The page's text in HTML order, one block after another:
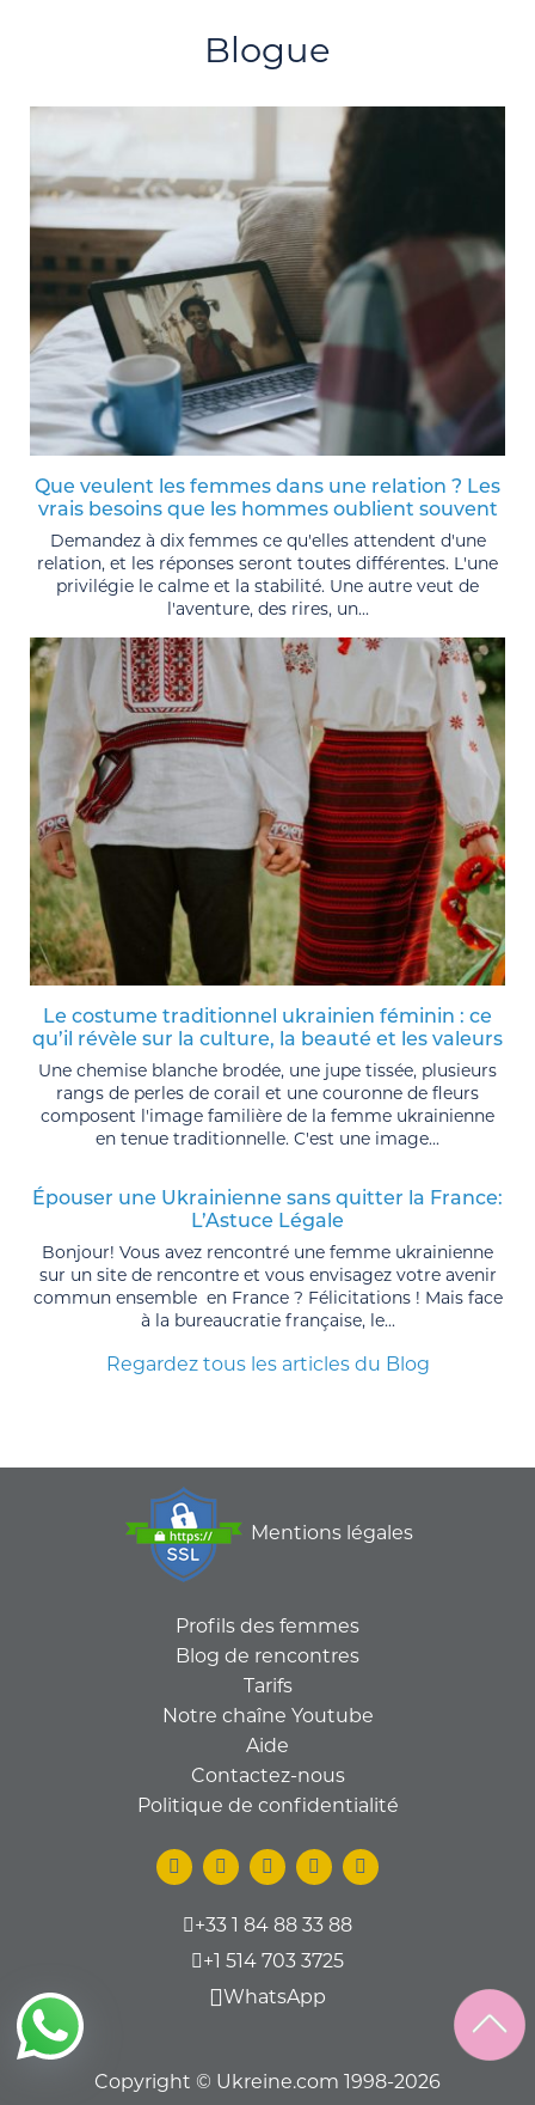
Blogue
Que veulent les femmes dans une relation ? Les
vrais besoins que les hommes oublient souvent
Demandez à dix femmes ce qu'elles attendent d'une
relation, et les réponses seront toutes différentes. L'une
privilégie le calme et la stabilité. Une autre veut de
l'aventure, des rires, un...
Le costume traditionnel ukrainien féminin : ce
qu’il révèle sur la culture, la beauté et les valeurs
Une chemise blanche brodée, une jupe tissée, plusieurs
rangs de perles de corail et une couronne de fleurs
composent l'image familière de la femme ukrainienne
en tenue traditionnelle. C'est une image...
Épouser une Ukrainienne sans quitter la France:
L’Astuce Légale
Bonjour! Vous avez rencontré une femme ukrainienne
sur un site de rencontre et vous envisagez votre avenir
commun ensemble en France ? Félicitations ! Mais face
à la bureaucratie française, le...
Regardez tous les articles du Blog
Mentions légales
Profils des femmes
Blog de rencontres
Tarifs
Notre chaîne Youtube
Aide
Contactez-nous
Politique de confidentialité
+33 1 84 88 33 88
+1 514 703 3725
WhatsApp
Copyright © Ukreine.com 1998-2026